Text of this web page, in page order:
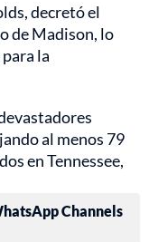
decretó el
de Madison, lo
la
al menos 79
en Tennessee,
Channels